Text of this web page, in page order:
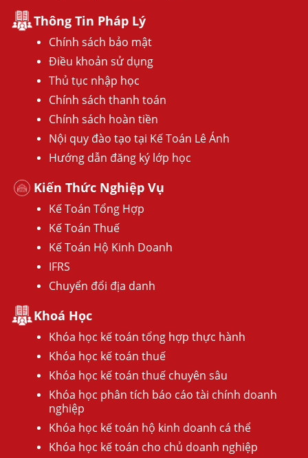
Thông Tin Pháp Lý
Chính sách bảo mật
Điều khoản sử dụng
Thủ tục nhập học
Chính sách thanh toán
Chính sách hoàn tiền
Nội quy đào tạo tại Kế Toán Lê Ánh
Hướng dẫn đăng ký lớp học
Kiến Thức Nghiệp Vụ
Kế Toán Tổng Hợp
Kế Toán Thuế
Kế Toán Hộ Kinh Doanh
IFRS
Chuyển đổi địa danh
Khoá Học
Khóa học kế toán tổng hợp thực hành
Khóa học kế toán thuế
Khóa học kế toán thuế chuyên sâu
Khóa học phân tích báo cáo tài chính doanh
nghiệp
Khóa học kế toán hộ kinh doanh cá thể
Khóa học kế toán cho chủ doanh nghiệp